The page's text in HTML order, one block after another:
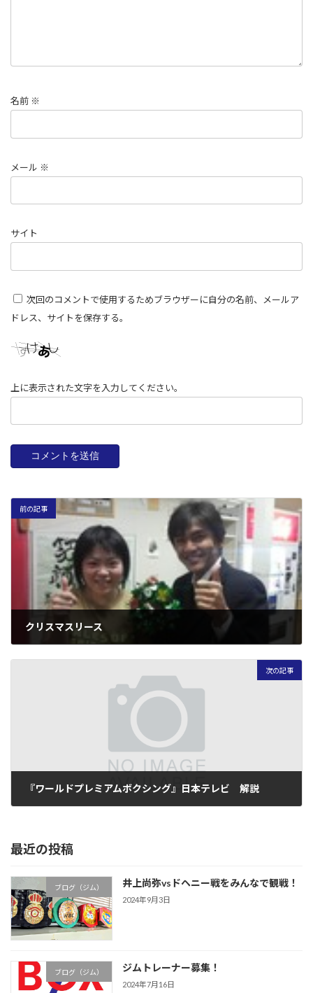
名前 ※
メール ※
サイト
次回のコメントで使用するためブラウザーに自分の名前、メールア
ドレス、サイトを保存する。
上に表示された文字を入力してください。
前の記事
クリスマスリース
次の記事
『ワールドプレミアムボクシング』日本テレビ 解説
最近の投稿
ブログ（ジム） 井上尚弥vsドヘニー戦をみんなで観戦！
2024年9月3日
ブログ（ジム） ジムトレーナー募集！
2024年7月16日